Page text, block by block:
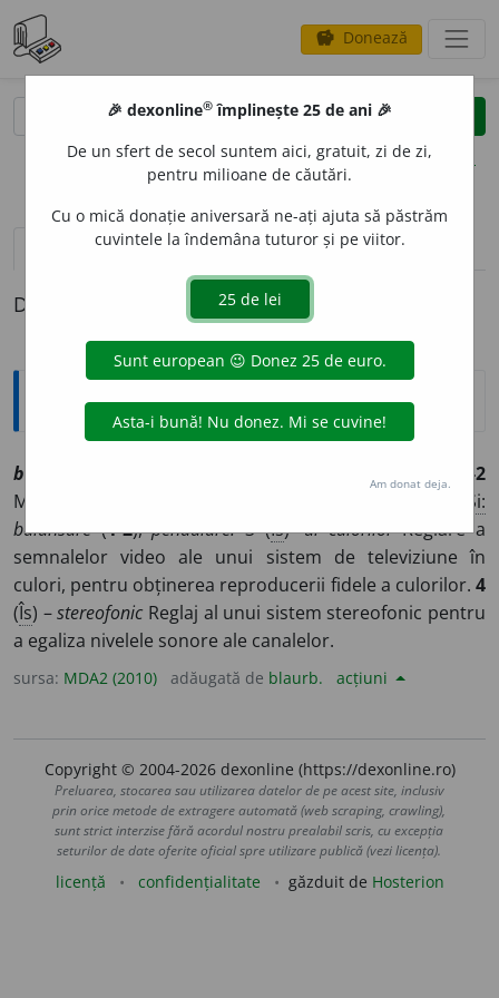
savings Donează
clear
opțiuni
definiții (1) pronunțievolume_up (14)
Definiția cu ID-ul 1025735:
Explicative DEX
bal
1-2
Mișcare de legănare (sau oscilatorie) a unui obiect
Si:
balansare(1-2),pendulare.3 (Îs)-ui culorilorReglare a
semnalelor video ale unui sistem de televiziune în
culori, pentru obținerea reproducerii fidele a culorilor. 4
(Îs) –stereofonicReglaj al unui sistem stereofonic pentru
a egaliza nivelele sonore ale canalelor.
sursa: MDA2 (2010) adăugată de blaurb. acțiuni
Copyright © 2004-2026 dexonline (https://dexonline.ro)
Preluarea, stocarea sau utilizarea datelor de pe acest site, inclusiv
prin orice metode de extragere automată (web scraping, crawling),
sunt strict interzise fără acordul nostru prealabil scris, cu excepția
seturilor de date oferite oficial spre utilizare publică (vezi licența).
licență confidențialitate găzduit de Hosterion
🎉 dexonline® împlinește 25 de ani 🎉
De un sfert de secol suntem aici, gratuit, zi de zi,
pentru milioane de căutări.
Cu o mică donație aniversară ne-ați ajuta să păstrăm
cuvintele la îndemâna tuturor și pe viitor.
Am donat deja.